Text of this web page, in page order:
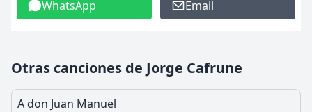
WhatsApp Email
Otras canciones de Jorge Cafrune
A don Juan Manuel